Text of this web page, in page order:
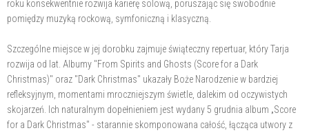
roku konsekwentnie rozwija karierę solową, poruszając się swobodnie
pomiędzy muzyką rockową, symfoniczną i klasyczną.
Szczególne miejsce w jej dorobku zajmuje świąteczny repertuar, który Tarja
rozwija od lat. Albumy "From Spirits and Ghosts (Score for a Dark
Christmas)" oraz "Dark Christmas" ukazały Boże Narodzenie w bardziej
refleksyjnym, momentami mroczniejszym świetle, dalekim od oczywistych
skojarzeń. Ich naturalnym dopełnieniem jest wydany 5 grudnia album „Score
for a Dark Christmas" - starannie skomponowana całość, łącząca utwory z